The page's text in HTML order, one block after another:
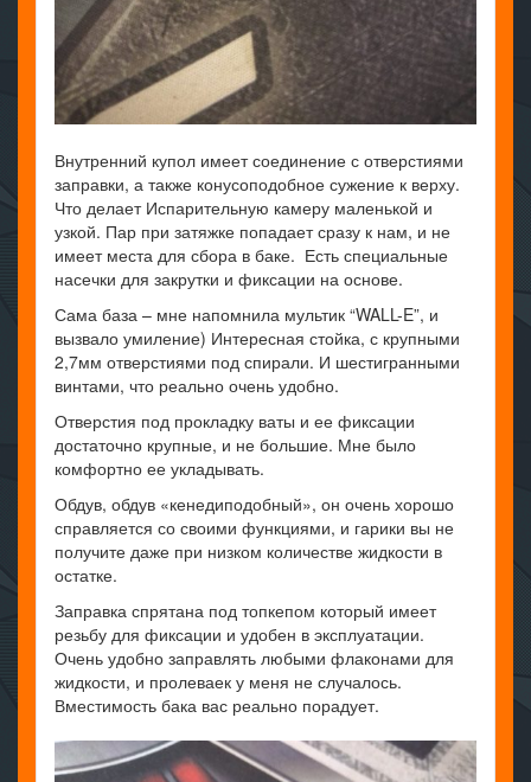
Внутренний купол имеет соединение с отверстиями
заправки, а также конусоподобное сужение к верху.
Что делает Испарительную камеру маленькой и
узкой. Пар при затяжке попадает сразу к нам, и не
имеет места для сбора в баке. Есть специальные
насечки для закрутки и фиксации на основе.
Сама база – мне напомнила мультик “WALL-E”, и
вызвало умиление) Интересная стойка, с крупными
2,7мм отверстиями под спирали. И шестигранными
винтами, что реально очень удобно.
Отверстия под прокладку ваты и ее фиксации
достаточно крупные, и не большие. Мне было
комфортно ее укладывать.
Обдув, обдув «кенедиподобный», он очень хорошо
справляется со своими функциями, и гарики вы не
получите даже при низком количестве жидкости в
остатке.
Заправка спрятана под топкепом который имеет
резьбу для фиксации и удобен в эксплуатации.
Очень удобно заправлять любыми флаконами для
жидкости, и пролеваек у меня не случалось.
Вместимость бака вас реально порадует.